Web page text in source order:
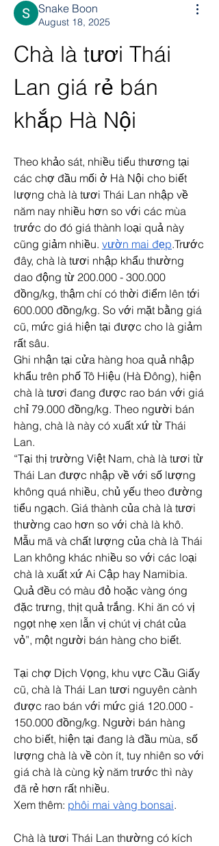
Snake Boon
August 18, 2025
Chà là tươi Thái
Lan giá rẻ bán
khắp Hà Nội
Theo khảo sát, nhiều tiểu thương tại
các chợ đầu mối ở Hà Nội cho biết
lượng chà là tươi Thái Lan nhập về
năm nay nhiều hơn so với các mùa
trước do đó giá thành loại quả này
cũng giảm nhiều. vườn mai đẹp.Trước
đây, chà là tươi nhập khẩu thường
dao động từ 200.000 - 300.000
đồng/kg, thậm chí có thời điểm lên tới
600.000 đồng/kg. So với mặt bằng giá
cũ, mức giá hiện tại được cho là giảm
rất sâu.
Ghi nhận tại cửa hàng hoa quả nhập
khẩu trên phố Tô Hiệu (Hà Đông), hiện
chà là tươi đang được rao bán với giá
chỉ 79.000 đồng/kg. Theo người bán
hàng, chà là này có xuất xứ từ Thái
Lan.
“Tại thị trường Việt Nam, chà là tươi từ
Thái Lan được nhập về với số lượng
không quá nhiều, chủ yếu theo đường
tiểu ngạch. Giá thành của chà là tươi
thường cao hơn so với chà là khô.
Mẫu mã và chất lượng của chà là Thái
Lan không khác nhiều so với các loại
chà là xuất xứ Ai Cập hay Namibia.
Quả đều có màu đỏ hoặc vàng óng
đặc trưng, thịt quả trắng. Khi ăn có vị
ngọt nhẹ xen lẫn vị chút vị chát của
vỏ”, một người bán hàng cho biết.
Tại chợ Dịch Vọng, khu vực Cầu Giấy
cũ, chà là Thái Lan tươi nguyên cành
được rao bán với mức giá 120.000 -
150.000 đồng/kg. Người bán hàng
cho biết, hiện tại đang là đầu mùa, số
lượng chà là về còn ít, tuy nhiên so với
giá chà là cùng kỳ năm trước thì này
đã rẻ hơn rất nhiều.
Xem thêm: phôi mai vàng bonsai.
Chà là tươi Thái Lan thường có kích